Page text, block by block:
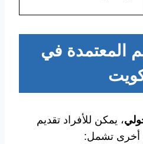
المعتمدة في
، يمكن للأفراد تقديم
أخرى تشمل: